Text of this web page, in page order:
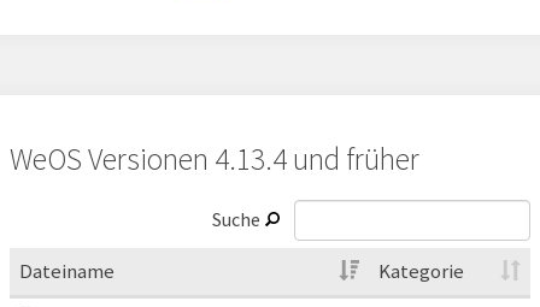
WeOS Versionen 4.13.4 und früher
Suche
Dateiname
Kategorie